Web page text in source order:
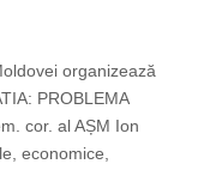
organizează
PROBLEMA
cor. al AȘM Ion
economice,